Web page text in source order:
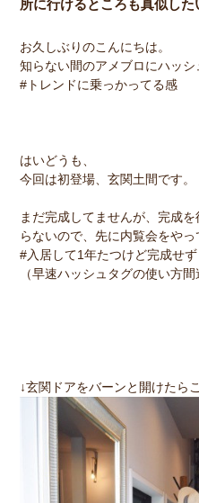
所に行けるところも真似した
お久しぶりのこんにちは。
知らない間のアメブロにハッ
#トレンドに乗っかってる感
はいどうも、
今回は初登場、玄関土間です。
まだ完成してませんが、完成
らないので、先に内覧会をやっ
#入居して1年たつけど完成せず
（早速ハッシュタグの使い方間
↓玄関ドアをバーンと開けたら